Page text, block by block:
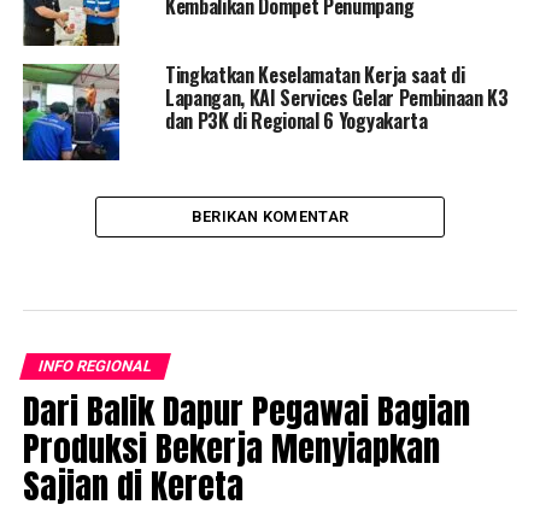
Kembalikan Dompet Penumpang
Tingkatkan Keselamatan Kerja saat di
Lapangan, KAI Services Gelar Pembinaan K3
dan P3K di Regional 6 Yogyakarta
BERIKAN KOMENTAR
INFO REGIONAL
Dari Balik Dapur Pegawai Bagian
Produksi Bekerja Menyiapkan
Sajian di Kereta